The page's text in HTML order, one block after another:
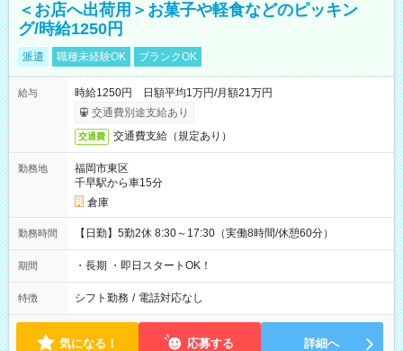
＜お店へ出荷用＞お菓子や軽食などのピッキン
グ/時給1250円
派遣 職種未経験OK ブランクOK
給与
時給1250円 日額平均1万円/月額21万円
交通費別途支給あり
交通費 交通費支給（規定あり）
勤務地
福岡市東区
千早駅から車15分
倉庫
勤務時間 【日勤】5勤2休 8:30～17:30（実働8時間/休憩60分）
期間 ・長期 ・即日スタートOK！
特徴 シフト勤務 / 電話対応なし
気になる！ 応募する 詳細へ